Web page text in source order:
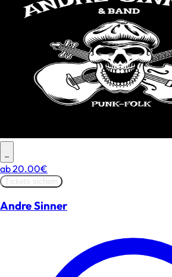
–
ab20.00€
Tickets sichern
Andre Sinner